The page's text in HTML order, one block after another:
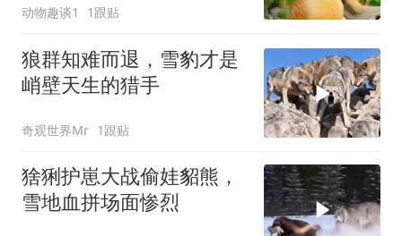
动物趣谈1 1跟贴
狼群知难而退，雪豹才是
峭壁天生的猎手
奇观世界Mr 1跟贴
猞猁护崽大战偷娃貂熊，
雪地血拼场面惨烈